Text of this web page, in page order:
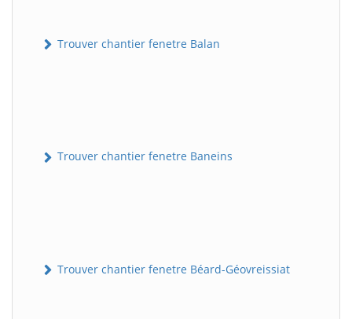
Trouver chantier fenetre Balan
Trouver chantier fenetre Baneins
Trouver chantier fenetre Béard-Géovreissiat